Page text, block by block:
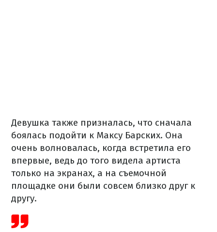
Девушка также призналась, что сначала
боялась подойти к Максу Барских. Она
очень волновалась, когда встретила его
впервые, ведь до того видела артиста
только на экранах, а на съемочной
площадке они были совсем близко друг к
другу.